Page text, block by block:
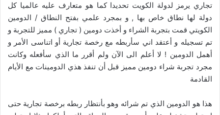
تجاري يرمز لدولة الكويت تحديدا كما هو متعارف عليه عالميا كل
دولة لها نطاق خاص بها , و بمجرد علمي بفتح النطاق / الدومين
الكويتي قمت بتجربة الشراء و أخذت دومين ( تجاري ) مميز للتجربة و
تم تسجيله و أعتقد اني سأربطه مع رخصة تجارية أو اتناسى الأمر و
أهمل الدومين ! لا أعلم الى الآن ولم أقرر ما الذي سأفعله وكانت
مجرد تجربة شراء دومين مميز قبل أن تنفذ هذي الدومينات مع الأيام
القادمة
هذا هو الدومين الذي تم شرائه وهو بأنتظار ربطه برخصة تجارية حتى